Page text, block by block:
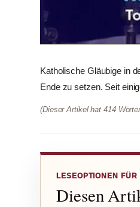
Katholische Gläubige in
Ende zu setzen. Seit
(Dieser Artikel hat 414
LESEOPTIONEN
Diesen